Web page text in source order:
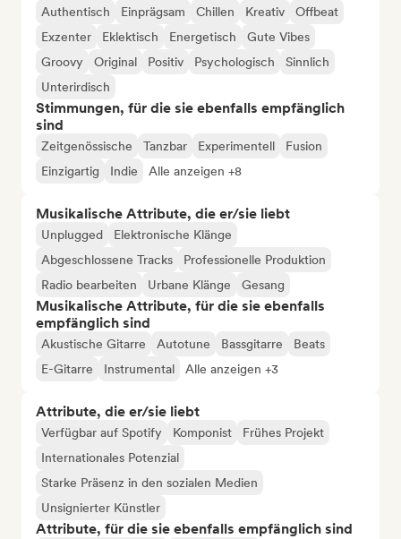
Authentisch Einprägsam Chillen Kreativ
Offbeat
Exzenter
Eklektisch Energetisch
Gute Vibes
Groovy
Original Positiv Psychologisch
Sinnlich
Unterirdisch
Stimmungen, für die sie ebenfalls empfänglich
sind
Zeitgenössische Tanzbar Experimentell
Fusion
Einzigartig
Indie Alle anzeigen +8
Musikalische Attribute, die er/sie liebt
Unplugged
Elektronische Klänge
Abgeschlossene Tracks
Professionelle Produktion
Radio bearbeiten
Urbane Klänge Gesang
Musikalische Attribute, für die sie ebenfalls
empfänglich sind
Akustische Gitarre Autotune Bassgitarre
Beats
E-Gitarre
Instrumental Alle anzeigen +3
Attribute, die er/sie liebt
Verfügbar auf Spotify Komponist
Frühes Projekt
Internationales Potenzial
Starke Präsenz in den sozialen Medien
Unsignierter Künstler
Attribute, für die sie ebenfalls empfänglich sind